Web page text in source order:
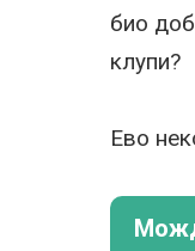
био
клупи?
Ево